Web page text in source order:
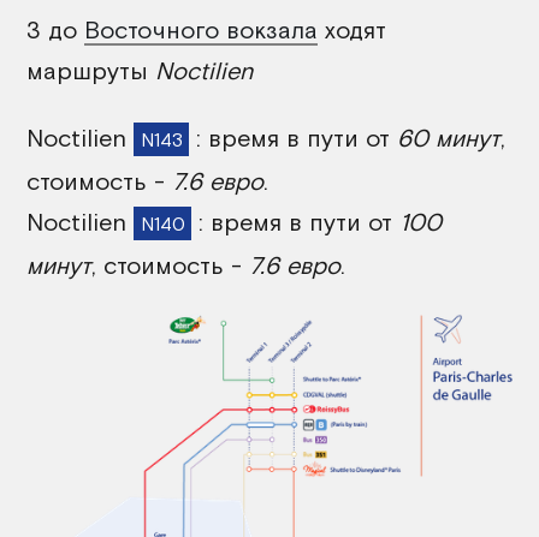
3 до Восточного вокзала ходят
маршруты Noctilien
Noctilien N143 : время в пути от 60 минут,
стоимость - 7.6 евро.
Noctilien
N140 : время в пути от 100
минут, стоимость - 7.6 евро.